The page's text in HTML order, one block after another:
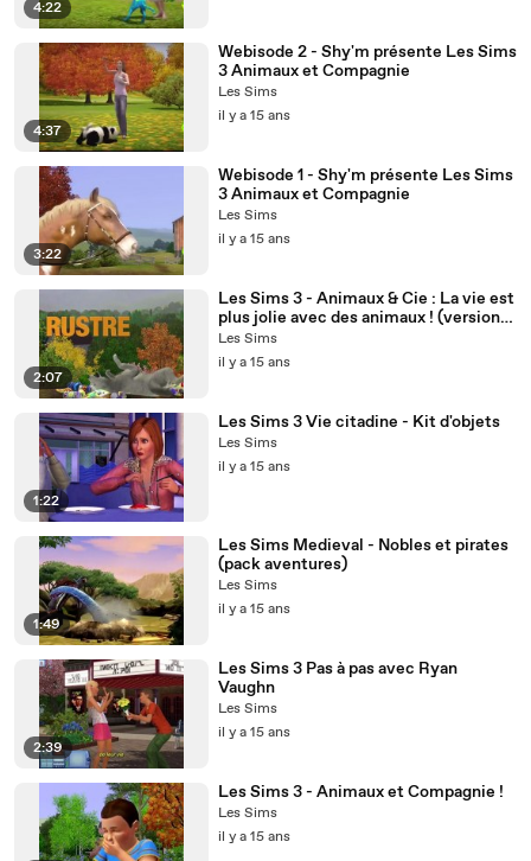
4:22
4:37
Webisode 2 - Shy'm présente Les Sims
3 Animaux et Compagnie
Les Sims
il y a 15 ans
3:22
Webisode 1 - Shy'm présente Les Sims
3 Animaux et Compagnie
Les Sims
il y a 15 ans
2:07
Les Sims 3 - Animaux & Cie : La vie est
plus jolie avec des animaux ! (version
PC)
Les Sims
il y a 15 ans
1:22
Les Sims 3 Vie citadine - Kit d'objets
Les Sims
il y a 15 ans
1:49
Les Sims Medieval - Nobles et pirates
(pack aventures)
Les Sims
il y a 15 ans
2:39
Les Sims 3 Pas à pas avec Ryan
Vaughn
Les Sims
il y a 15 ans
Les Sims 3 - Animaux et Compagnie !
Les Sims
il y a 15 ans